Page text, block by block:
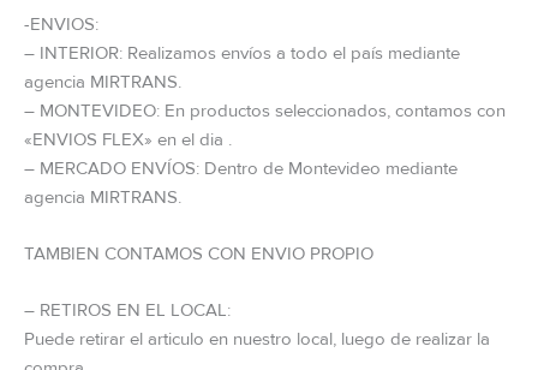
-ENVIOS:
– INTERIOR: Realizamos envíos a todo el país mediante
agencia MIRTRANS.
– MONTEVIDEO: En productos seleccionados, contamos con
«ENVIOS FLEX» en el dia .
– MERCADO ENVÍOS: Dentro de Montevideo mediante
agencia MIRTRANS.
TAMBIEN CONTAMOS CON ENVIO PROPIO
– RETIROS EN EL LOCAL:
Puede retirar el articulo en nuestro local, luego de realizar la